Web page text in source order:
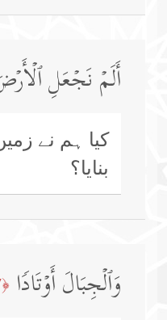
أَلَمۡ نَجۡعَلِ
کیا ہم نے
بنایا؟
وَٱلۡجِبَالَ أَوۡتَادࣰا ﴿7﴾